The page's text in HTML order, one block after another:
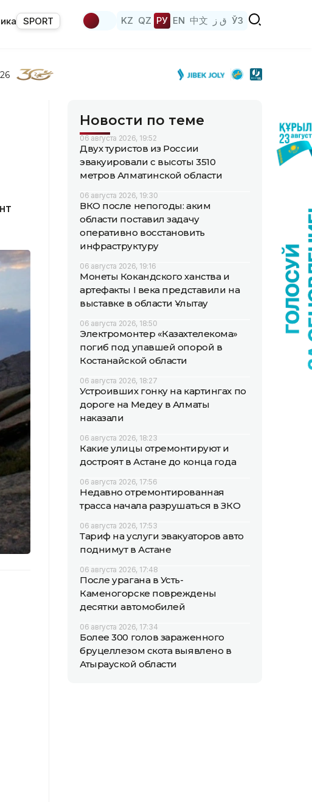
SPORT KZ QZ РУ EN 中文 ق ز ЎЗ
Новости по теме
06 августа 2026, 19:52
Двух туристов из России
эвакуировали с высоты 3510
метров Алматинской области
06 августа 2026, 19:30
ВКО после непогоды: аким
области поставил задачу
оперативно восстановить
инфраструктуру
06 августа 2026, 19:16
Монеты Кокандского ханства и
артефакты I века представили на
выставке в области Ұлытау
06 августа 2026, 18:50
Электромонтер «Казахтелекома»
погиб под упавшей опорой в
Костанайской области
06 августа 2026, 18:27
Устроивших гонку на картингах по
дороге на Медеу в Алматы
наказали
06 августа 2026, 18:23
Какие улицы отремонтируют и
достроят в Астане до конца года
06 августа 2026, 17:56
Недавно отремонтированная
трасса начала разрушаться в ЗКО
06 августа 2026, 17:53
Тариф на услуги эвакуаторов авто
поднимут в Астане
06 августа 2026, 17:48
После урагана в Усть-
Каменогорске повреждены
десятки автомобилей
06 августа 2026, 17:34
Более 300 голов зараженного
бруцеллезом скота выявлено в
Атырауской области